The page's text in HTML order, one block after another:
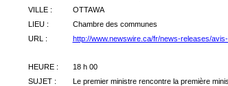
VILLE :
OTTAWA
LIEU :
Chambre des communes
URL :
http://www.newswire.ca/fr/news-releases/
HEURE :
18 h 00
SUJET :
Le premier ministre rencontre la première